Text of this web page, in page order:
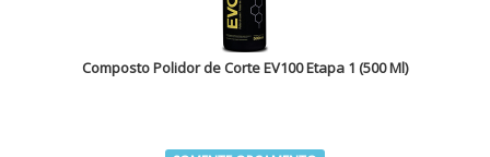
Composto Polidor de Corte EV100 Etapa 1 (500 Ml)